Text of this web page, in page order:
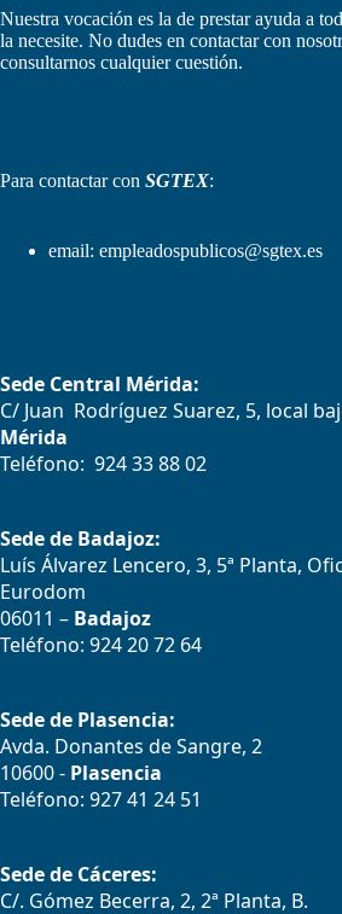
Nuestra vocación es la de prestar ayuda a
la necesite. No dudes en contactar con
consultarnos cualquier cuestión.
Para contactar con SGTEX:
email: empleadospublicos@sgtex.es
Sede Central Mérida:
C/ Juan Rodríguez Suarez, 5, local
Mérida
Teléfono: 924 33 88 02
Sede de Badajoz:
Luís Álvarez Lencero, 3, 5ª Planta,
Eurodom
06011 – Badajoz
Teléfono: 924 20 72 64
Sede de Plasencia:
Avda. Donantes de Sangre, 2
10600 - Plasencia
Teléfono: 927 41 24 51
Sede de Cáceres:
C/. Gómez Becerra, 2, 2ª Planta, B.